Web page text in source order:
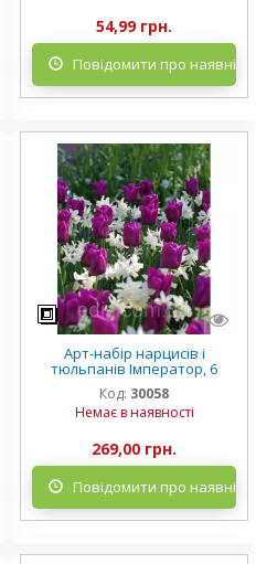
54,99 грн.
Повідомити про
Арт-набір нарцисів і
тюльпанів Імператор, 6
цибулин
Код: 30058
Немає в наявності
269,00 грн.
Повідомити про